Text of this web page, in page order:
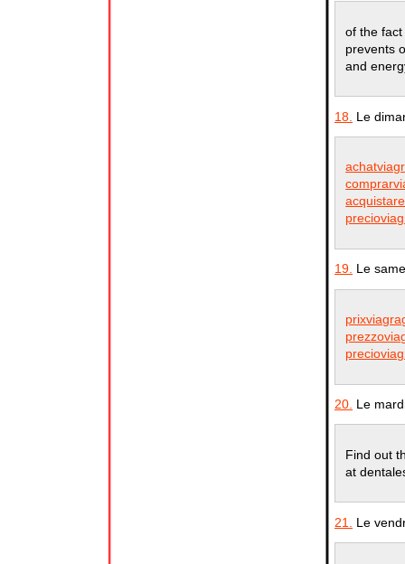
of the
prevents
and
18. Le
19. Le
20. Le
Find out
at
21. Le